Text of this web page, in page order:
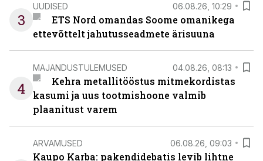
3
UUDISED 06.08.26, 10:29
ETS Nord omandas Soome omanikega
ettevõttelt jahutusseadmete ärisuuna
4
MAJANDUSTULEMUSED 04.08.26, 08:13
Kehra metallitööstus mitmekordistas
kasumi ja uus tootmishoone valmib
plaanitust varem
ARVAMUSED 06.08.26, 09:03
Kaupo Karba: pakendidebatis levib lihtne